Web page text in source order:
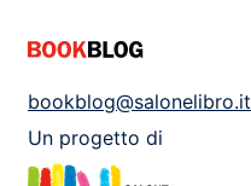
bookblog@salonelibro.it
Un progetto di